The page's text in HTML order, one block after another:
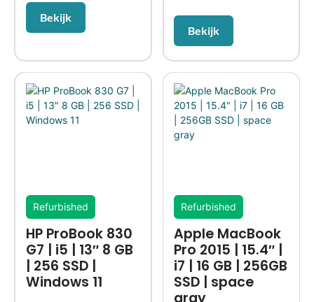
Bekijk
Bekijk
Refurbished
HP ProBook 830
G7 | i5 | 13″ 8 GB
| 256 SSD |
Windows 11
Refurbished
Apple MacBook
Pro 2015 | 15.4″ |
i7 | 16 GB | 256GB
SSD | space